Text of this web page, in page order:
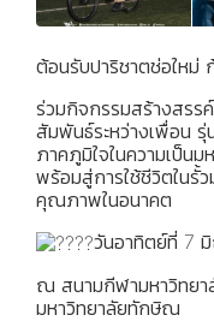
ต้อนรับปาริชาตช่อใหม่
ร่วมกิจกรรมสร้างสรร
สัมพันธ์ระหว่างเพื่อน
ภาคภูมิใจในความเป็น
พร้อมสู่การใช้ชีวิตในรั้
คุณภาพในอนาคต
วันอาทิตย์ที่ 7
ณ สนามกีฬามหาวิทย
มหาวิทยาลัยทักษิณ